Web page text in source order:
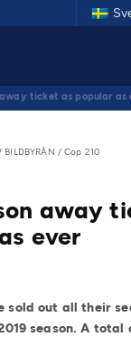
away ticket as popular as
/ Cop 210
away
ever
sold out all their
season. A total